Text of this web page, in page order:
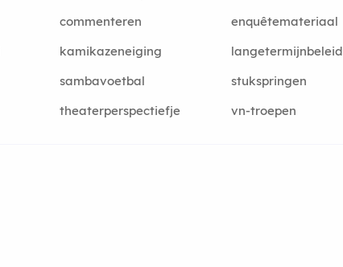
commenteren
enquêtemateriaal
kamikazeneiging
langetermijnbeleid
sambavoetbal
stukspringen
theaterperspectiefje vn-troepen